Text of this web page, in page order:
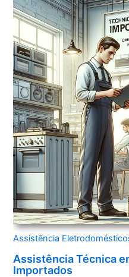
Assistência
Assistência Técnica
Importados